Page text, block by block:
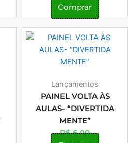
Comprar
Lançamentos
PAINEL VOLTA ÀS
AULAS- “DIVERTIDA
MENTE”
R$6,00